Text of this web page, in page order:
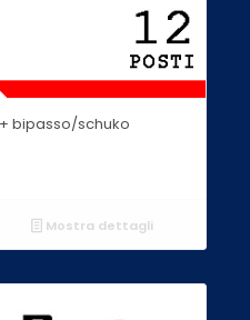
bipasso/schuko
Mostra dettagli